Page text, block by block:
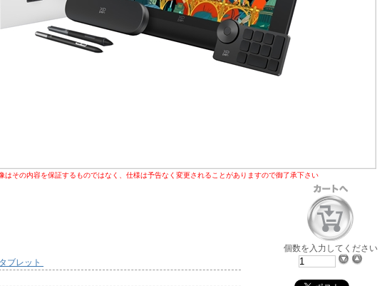
はその内容を保証するものではなく、仕様は予告なく変更されることがありますので御了承下さい
ブレット
個数を入力してください